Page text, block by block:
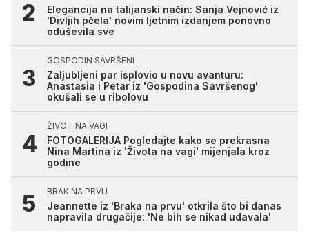
Elegancija na talijanski način: Sanja Vejnović iz
'Divljih pčela' novim ljetnim izdanjem ponovno
oduševila sve
GOSPODIN SAVRŠENI
Zaljubljeni par isplovio u novu avanturu:
Anastasia i Petar iz 'Gospodina Savršenog'
okušali se u ribolovu
ŽIVOT NA VAGI
FOTOGALERIJA Pogledajte kako se prekrasna
Nina Martina iz 'Života na vagi' mijenjala kroz
godine
BRAK NA PRVU
Jeannette iz 'Braka na prvu' otkrila što bi danas
napravila drugačije: 'Ne bih se nikad udavala'